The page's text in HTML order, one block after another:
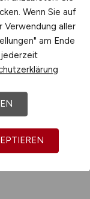
Wenn Sie auf
Verwendung aller
am Ende
jederzeit